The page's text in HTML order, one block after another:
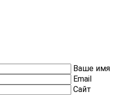
Ваше имя
Email
Сайт